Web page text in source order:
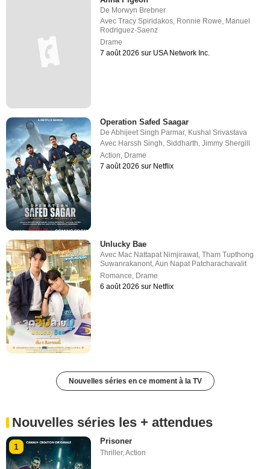
De Morwyn Brebner
AvecTracy Spiridakos Ronnie Rowe Manuel
Rodriguez-Saenz
Drame
7 août 2026 sur USA Network Inc.
Operation Safed Saagar
DeAbhijeet Singh Parmar, Kushal Srivastava
Avec Harssh Singh,Siddharth,Jimmy Shergill
Action, Drame
7 août 2026 sur Netflix
Unlucky Bae
Avec Mac Nattapat Nimjirawat,Tham Tupthong
Suwanrakanont,Aun Napat Patcharachavalit
Romance, Drame
6 août 2026 sur Netflix
Nouvelles séries en ce moment à la TV
Nouvelles séries les + attendues
1
Prisoner
Thriller,Action